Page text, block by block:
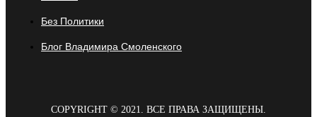
Без Политики
Блог Владимира Смоленского
COPYRIGHT © 2021. ВСЕ ПРАВА ЗАЩИЩЕНЫ.